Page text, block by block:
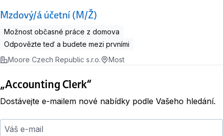
Mzdový/á účetní (M/Ž)
Možnost občasné práce z domova
Odpovězte teď a budete mezi prvními
Moore Czech Republic s.r.o.
Most
„Accounting Clerk“
Dostávejte e-mailem nové nabídky podle Vašeho hledání.
Váš e-mail